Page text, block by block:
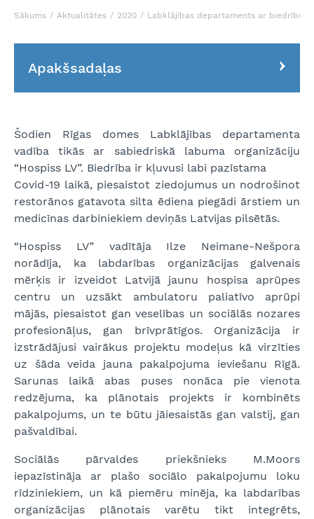
Sākums Aktualitātes 2020 Labklājības departaments ar biedrību
Apakšsadaļas
Šodien Rīgas domes Labklājības departamenta
vadība tikās ar sabiedriskā labuma organizāciju
“Hospiss LV”. Biedrība ir kļuvusi labi pazīstama
Covid-19 laikā, piesaistot ziedojumus un nodrošinot
restorānos gatavota silta ēdiena piegādi ārstiem un
medicīnas darbiniekiem deviņās Latvijas pilsētās.
“Hospiss LV” vadītāja Ilze Neimane-Nešpora
norādīja, ka labdarības organizācijas galvenais
mērķis ir izveidot Latvijā jaunu hospisa aprūpes
centru un uzsākt ambulatoru paliatīvo aprūpi
mājās, piesaistot gan veselības un sociālās nozares
profesionāļus, gan brīvprātīgos. Organizācija ir
izstrādājusi vairākus projektu modeļus kā virzīties
uz šāda veida jauna pakalpojuma ieviešanu Rīgā.
Sarunas laikā abas puses nonāca pie vienota
redzējuma, ka plānotais projekts ir kombinēts
pakalpojums, un te būtu jāiesaistās gan valstij, gan
pašvaldībai.
Sociālās pārvaldes priekšnieks M.Moors
iepazīstināja ar plašo sociālo pakalpojumu loku
rīdziniekiem, un kā piemēru minēja, ka labdarības
organizācijas plānotais varētu tikt integrēts,